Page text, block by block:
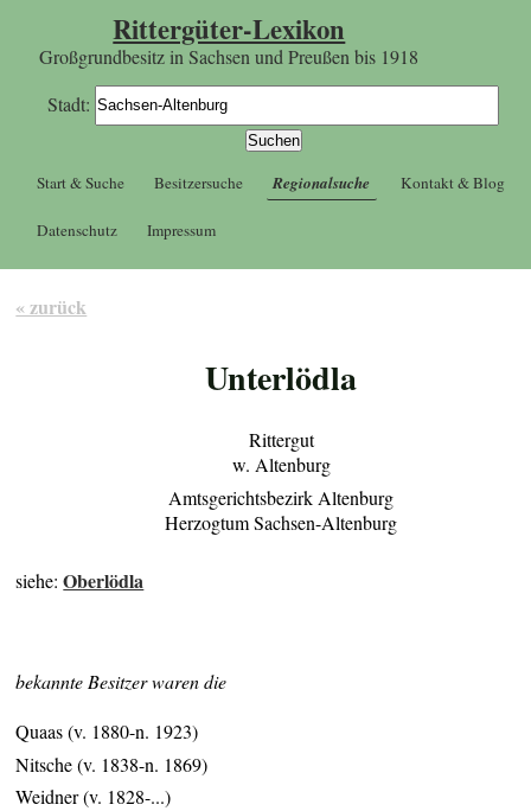
Rittergüter-Lexikon
Großgrundbesitz in Sachsen und Preußen bis 1918
Stadt:
Start & Suche Besitzersuche Regionalsuche Kontakt & Blog
Datenschutz Impressum
« zurück
Unterlödla
Rittergut
w. Altenburg
Amtsgerichtsbezirk Altenburg
Herzogtum Sachsen-Altenburg
siehe:Oberlödla
bekannte Besitzer waren die
Quaas (v. 1880-n. 1923)
Nitsche (v. 1838-n. 1869)
Weidner (v. 1828-...)